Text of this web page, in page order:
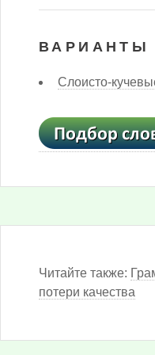
ВАРИАНТЫ
Слоисто-
Читайте также:
потери качества